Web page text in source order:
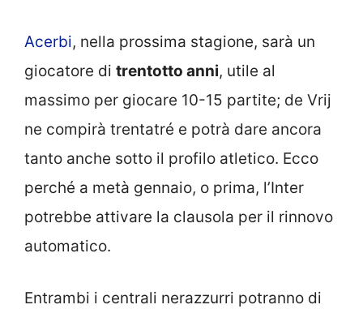
Acerbi, nella prossima stagione, sarà un
giocatore di trentotto anni, utile al
massimo per giocare 10-15 partite; de Vrij
ne compirà trentatré e potrà dare ancora
tanto anche sotto il profilo atletico. Ecco
perché a metà gennaio, o prima, l’Inter
potrebbe attivare la clausola per il rinnovo
automatico.
Entrambi i centrali nerazzurri potranno di